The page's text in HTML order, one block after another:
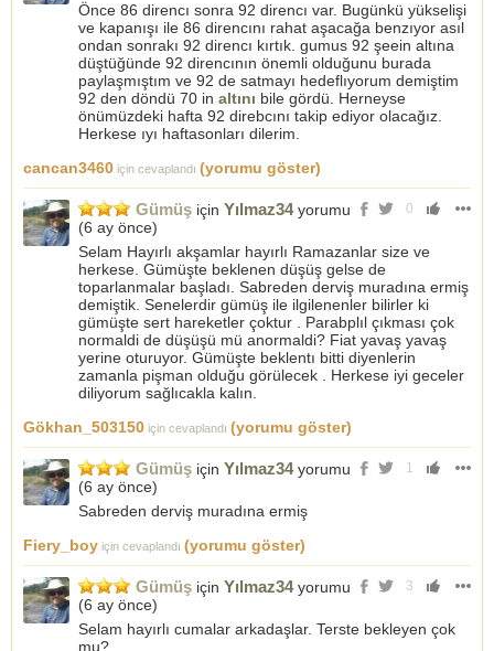
Önce 86 direncı sonra 92 direncı var. Bugünkü yükselişi
ve kapanışı ile 86 direncını rahat aşacağa benzıyor asıl
ondan sonrakı 92 direncı kırtık. gumus 92 şeein altına
düştüğünde 92 direncının önemli olduğunu burada
paylaşmıştım ve 92 de satmayı hedeflıyorum demiştim
92 den döndü 70 in altını bile gördü. Herneyse
önümüzdeki hafta 92 direbcını takip ediyor olacağız.
Herkese ıyı haftasonları dilerim.
cancan3460 için cevaplandı (yorumu göster)
0
Gümüş için Yılmaz34yorumu
(6 ay önce)
Selam Hayırlı akşamlar hayırlı Ramazanlar size ve
herkese. Gümüşte beklenen düşüş gelse de
toparlanmalar başladı. Sabreden derviş muradına ermiş
demiştik. Senelerdir gümüş ile ilgilenenler bilirler ki
gümüşte sert hareketler çoktur . Parabplıl çıkması çok
normaldi de düşüşü mü anormaldi? Fiat yavaş yavaş
yerine oturuyor. Gümüşte beklentı bitti diyenlerin
zamanla pişman olduğu görülecek . Herkese iyi geceler
diliyorum sağlıcakla kalın.
Gökhan_503150 için cevaplandı (yorumu göster)
1
Gümüş için Yılmaz34yorumu
(6 ay önce)
Sabreden derviş muradına ermiş
Fiery_boy için cevaplandı (yorumu göster)
3
Gümüş için Yılmaz34yorumu
(6 ay önce)
Selam hayırlı cumalar arkadaşlar. Terste bekleyen çok
mu?